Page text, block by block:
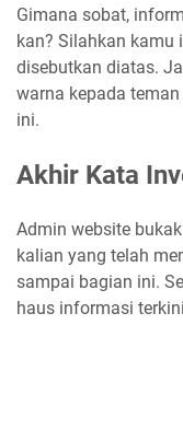
Gimana sobat,
kan? Silahkan kamu
disebutkan diatas.
warna kepada
ini.
Akhir Kata
Admin website
kalian yang telah
sampai bagian ini.
haus informasi